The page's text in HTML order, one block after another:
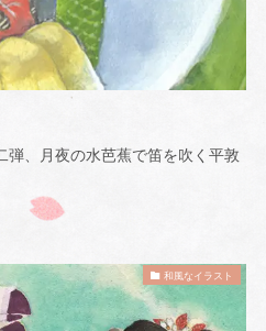
、月夜の水芭蕉で笛を吹く平敦
和風なイラスト